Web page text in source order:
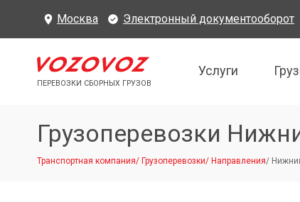
Москва Электронный документооборот
ПЕРЕВОЗКИ СБОРНЫХ ГРУЗОВ
Услуги
Грузоперевозки
Транспортная компания/ Грузоперевозки/ Направления/